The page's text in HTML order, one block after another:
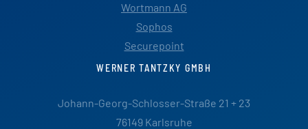
Wortmann AG
Sophos
Securepoint
WERNER TANTZKY GMBH
Johann-Georg-Schlosser-Straße 21 + 23
76149 Karlsruhe